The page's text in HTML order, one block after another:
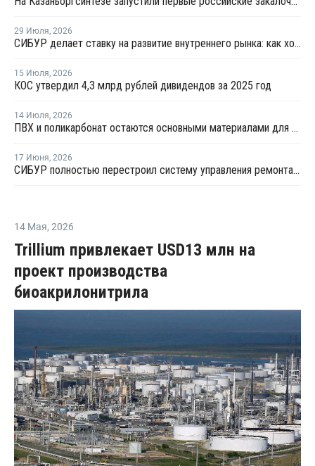
29 Июля, 2026
СИБУР делает ставку на развитие внутреннего рынка: как холдинг стимулирует спрос на полимеры в ритейле
15 Июля, 2026
КОС утвердил 4,3 млрд рублей дивидендов за 2025 год
14 Июля, 2026
ПВХ и поликарбонат остаются основными материалами для производства банковских карт
17 Июня, 2026
СИБУР полностью перестроил систему управления ремонтами на КОСе
14 Мая, 2026
Trillium привлекает USD13 млн на
проект производства
биоакрилонитрила